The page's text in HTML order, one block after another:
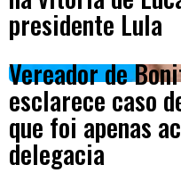
presidente Lula
Vereador de
esclarece caso
que foi apenas
delegacia